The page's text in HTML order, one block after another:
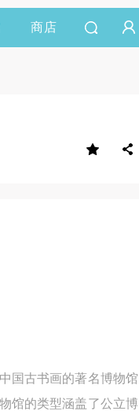
商店
国古书画的著名博物馆
馆的类型涵盖了公立博